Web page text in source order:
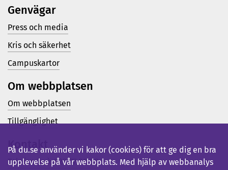
Genvägar
Press och media
Kris och säkerhet
Campuskartor
Om webbplatsen
Om webbplatsen
Tillgänglighet
Kontakt
Telefon (vx): 023-77 80 00
På du.se använder vi kakor (cookies) för att ge dig en bra
upplevelse på vår webbplats. Med hjälp av webbanalys